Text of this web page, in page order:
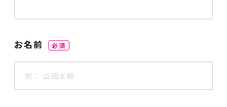
お名前 必須